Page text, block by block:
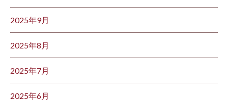
2025年9月
2025年8月
2025年7月
2025年6月